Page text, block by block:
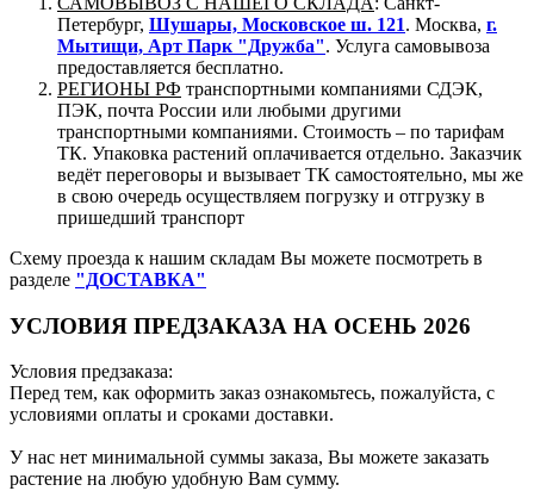
Петербург, Шушары, Московское ш. 121. Москва, г.
Мытищи, Арт Парк "Дружба". Услуга самовывоза
предоставляется бесплатно.
РЕГИОНЫ РФ транспортными компаниями СДЭК,
ПЭК, почта России или любыми другими
транспортными компаниями. Стоимость – по тарифам
ТК. Упаковка растений оплачивается отдельно. Заказчик
ведёт переговоры и вызывает ТК самостоятельно, мы же
в свою очередь осуществляем погрузку и отгрузку в
пришедший транспорт
Схему проезда к нашим складам Вы можете посмотреть в
разделе "ДОСТАВКА"
УСЛОВИЯ ПРЕДЗАКАЗА НА ОСЕНЬ 2026
Условия предзаказа:
Перед тем, как оформить заказ ознакомьтесь, пожалуйста, с
условиями оплаты и сроками доставки.
У нас нет минимальной суммы заказа, Вы можете заказать
растение на любую удобную Вам сумму.